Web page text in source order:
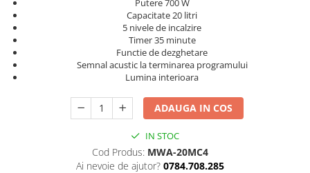
Accesorii
Aparate de sudura
Pompe de stropit si atomizatoare
Pompe si hidrofoare
Masini de tocat
Decoratiuni Craciun
Articole bucatarie
Putere 700 W
Capacitate 20 litri
5 nivele de incalzire
Timer 35 minute
Functie de dezghetare
Semnal acustic la terminarea programului
Lumina interioara
ADAUGA IN COS
IN STOC
Cod Produs: MWA-20MC4
Ai nevoie de ajutor? 0784.708.285